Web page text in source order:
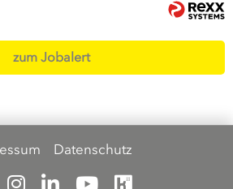
zum Jobalert
Datenschutz